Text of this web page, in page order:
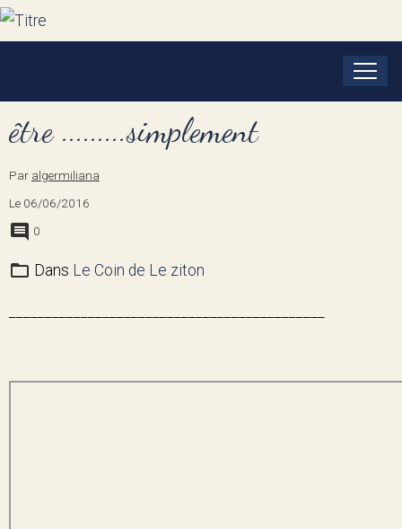
être .........simplement
Par algermiliana
Le 06/06/2016
0
Dans Le Coin de Le ziton